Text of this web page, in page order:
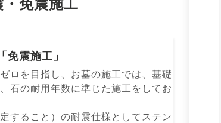
・免震施⼯
免震施⼯」
ロを⽬指し、お墓の施⼯では、基礎
⽯の耐⽤年数に準じた施⼯をしてお
すること）の耐震仕様としてステン